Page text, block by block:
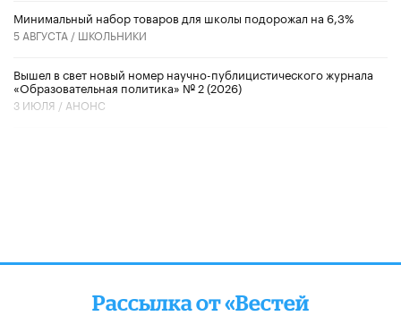
Минимальный набор товаров для школы подорожал на 6,3%
5 АВГУСТА / ШКОЛЬНИКИ
Вышел в свет новый номер научно-публицистического журнала
«Образовательная политика» № 2 (2026)
3 ИЮЛЯ / АНОНС
Рассылка от «Вестей